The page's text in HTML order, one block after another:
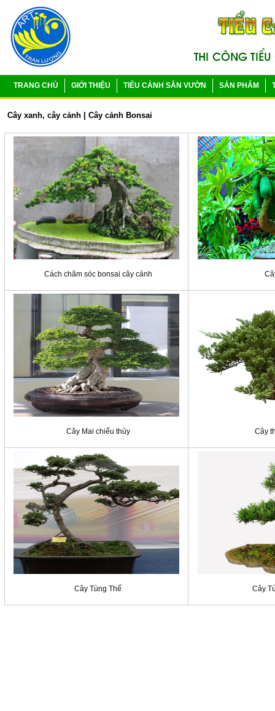
TRANG CHỦ GIỚI THIỆU TIỂU CẢNH SÂN VƯỜN SẢN PHẨM
Cây xanh, cây cảnh Cây cảnh Bonsai
Cách chăm sóc bonsai cây cảnh
Cây Mai chiếu thủy Cây
Cây Tùng Thế Cây